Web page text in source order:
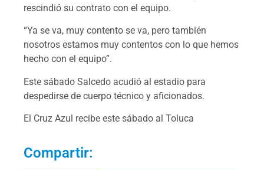
rescindió su contrato con el equipo.
“Ya se va, muy contento se va, pero también
nosotros estamos muy contentos con lo que hemos
hecho con el equipo”.
Este sábado Salcedo acudió al estadio para
despedirse de cuerpo técnico y aficionados.
El Cruz Azul recibe este sábado al Toluca
Compartir: